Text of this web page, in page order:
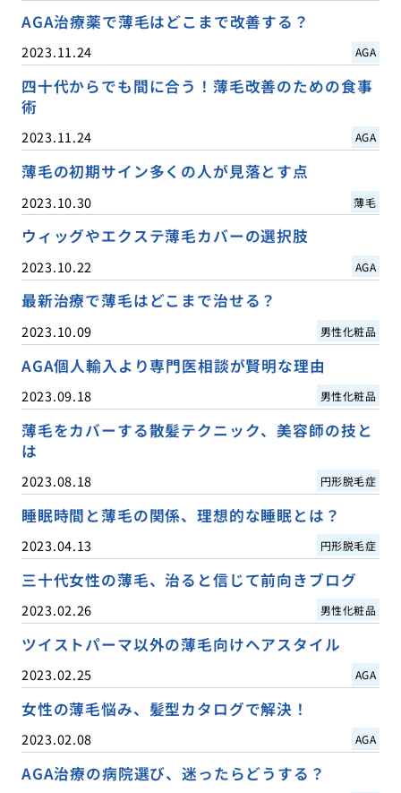
AGA治療薬で薄毛はどこまで改善する？
2023.11.24 AGA
四十代からでも間に合う！薄毛改善のための食事
術
2023.11.24 AGA
薄毛の初期サイン多くの人が見落とす点
2023.10.30 薄毛
ウィッグやエクステ薄毛カバーの選択肢
2023.10.22 AGA
最新治療で薄毛はどこまで治せる？
2023.10.09 男性化粧品
AGA個人輸入より専門医相談が賢明な理由
2023.09.18 男性化粧品
薄毛をカバーする散髪テクニック、美容師の技と
は
2023.08.18 円形脱毛症
睡眠時間と薄毛の関係、理想的な睡眠とは？
2023.04.13 円形脱毛症
三十代女性の薄毛、治ると信じて前向きブログ
2023.02.26 男性化粧品
ツイストパーマ以外の薄毛向けヘアスタイル
2023.02.25 AGA
女性の薄毛悩み、髪型カタログで解決！
2023.02.08 AGA
AGA治療の病院選び、迷ったらどうする？